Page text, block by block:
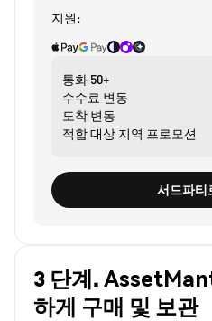
지원:
통화 50+
수수료 변동
도착 변동
적합 대상 지역 프로모션
서드파티
3 단계.
하게 구매 및 보관